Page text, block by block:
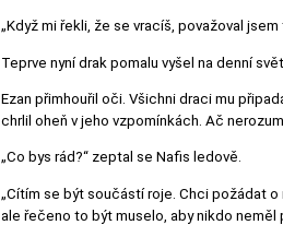
„Když mi řekli, že se vracíš, považoval
Teprve nyní drak pomalu vyšel na denní
Ezan přimhouřil oči. Všichni draci mu
chrlil oheň v jeho vzpomínkách. Ač
„Co bys rád?“ zeptal se Nafis ledově.
„Cítím se být součástí roje. Chci požádat o
ale řečeno to být muselo, aby nikdo neměl